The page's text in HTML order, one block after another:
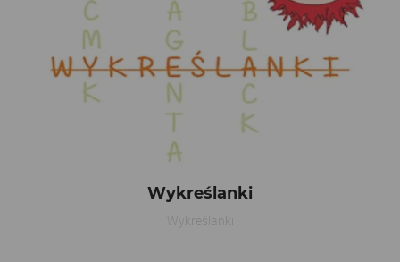
Wykreślanki
Wykreślanki